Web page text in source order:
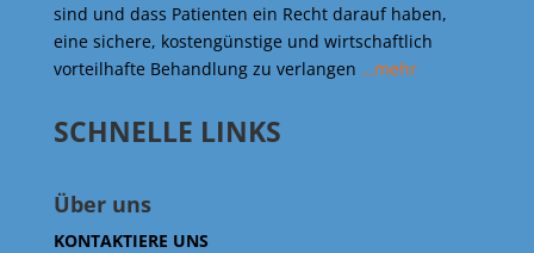
sind und dass Patienten ein Recht darauf haben,
eine sichere, kostengünstige und wirtschaftlich
vorteilhafte Behandlung zu verlangen …mehr
SCHNELLE LINKS
Über uns
KONTAKTIERE UNS